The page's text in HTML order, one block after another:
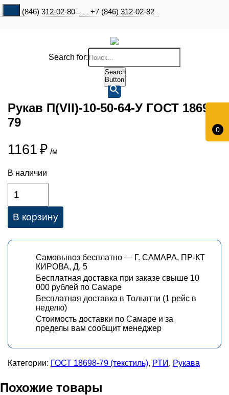
+7 (846) 312-02-80 +7 (846) 312-02-82
0
Search for:
Search
Button
Рукав П(VII)-10-50-64-У ГОСТ 18698-
79
1161 ₽ /м
В наличии
В корзину
Самовывоз бесплатно — Г. САМАРА, ПР-КТ
КИРОВА, Д. 5
Бесплатная доставка при заказе свыше 10
000 рублей по Самаре
Бесплатная доставка в Тольятти (1 рейс в
неделю)
Стоимость доставки по Самаре и за
пределы вам сообщит менеджер
Категории: ГОСТ 18698-79 (текстиль), РТИ , Рукава
Похожие товары